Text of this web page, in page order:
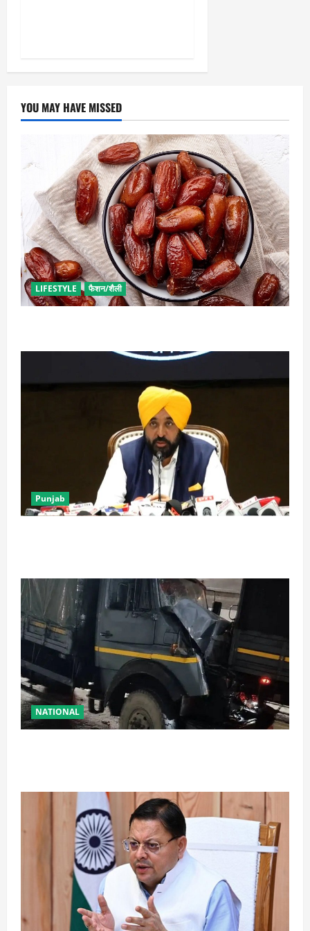
YOU MAY HAVE MISSED
LIFESTYLE फैशन/शैली
Punjab
NATIONAL